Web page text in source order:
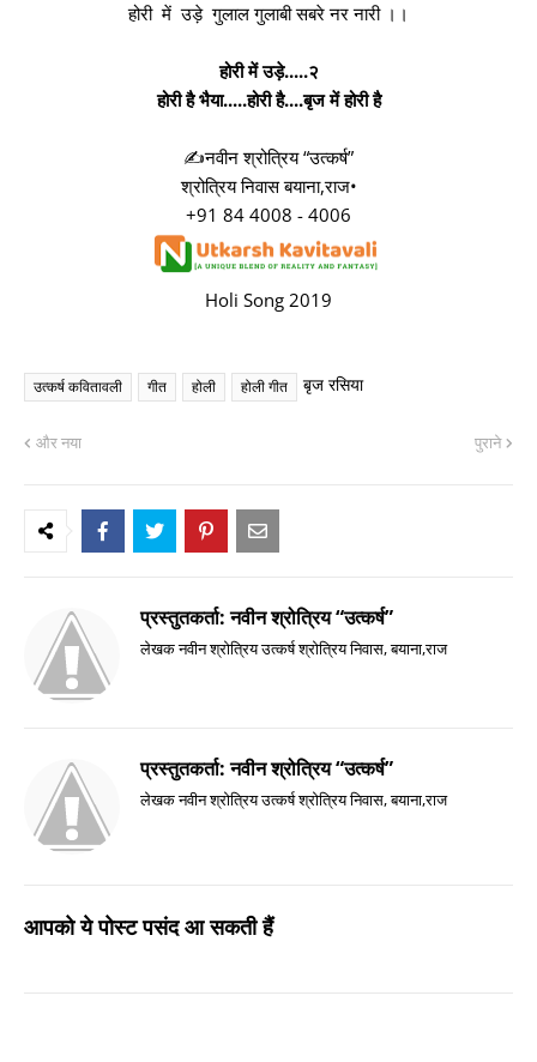
होरी में उड़े गुलाल गुलाबी सबरे नर नारी ।।
होरी में उड़े.....२
होरी है भैया.....होरी है....बृज में होरी है
✍नवीन श्रोत्रिय “उत्कर्ष”
श्रोत्रिय निवास बयाना,राज•
+91 84 4008 - 4006
Holi Song 2019
उत्कर्ष कवितावली गीत बृज रसिया
होली होली गीत
और नया पुराने
प्रस्तुतकर्ता:नवीन श्रोत्रिय “उत्कर्ष”
लेखक नवीन श्रोत्रिय उत्कर्ष श्रोत्रिय निवास, बयाना,राज
प्रस्तुतकर्ता:नवीन श्रोत्रिय “उत्कर्ष”
लेखक नवीन श्रोत्रिय उत्कर्ष श्रोत्रिय निवास, बयाना,राज
आपको ये पोस्ट पसंद आ सकती हैं